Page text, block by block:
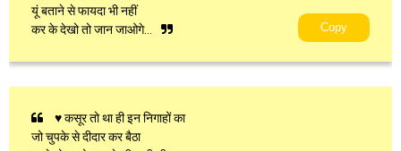
यूं बताने से फायदा भी नहीं
कर के देखो तो जान जाओगे…
Copy
♥ कसूर तो था ही इन निगाहों का
जो चुपके से दीदार कर बैठा